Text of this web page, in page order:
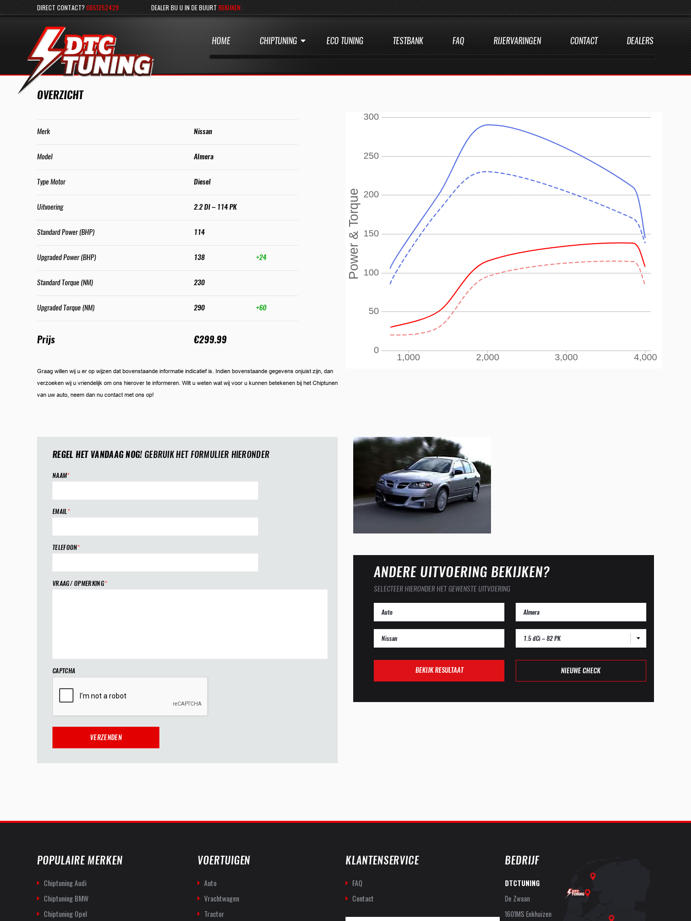
DIRECT CONTACT? 0651252429 DEALER BIJ U IN DE BUURT BEKIJKEN
HOME CHIPTUNING ECO TUNING TESTBANK FAQ RIJERVARINGEN CONTACT DEALERS
OVERZICHT
Merk Nissan
Model Almera
Type Motor Diesel
Uitvoering 2.2 DI – 114 PK
Standard Power (BHP) 114
Upgraded Power (BHP) 138 +24
Standard Torque (NM) 230
Upgraded Torque (NM) 290 +60
Prijs €299.99
Graag willen wij u er op wijzen dat bovenstaande informatie indicatief is. Indien bovenstaande gegevens onjuist zijn, dan
verzoeken wij u vriendelijk om ons hierover te informeren. Wilt u weten wat wij voor u kunnen betekenen bij het Chiptunen
van uw auto, neem dan nu contact met ons op!
REGEL HET VANDAAG NOG!GEBRUIK HET FORMULIER HIERONDER
NAAM*
EMAIL*
TELEFOON*
VRAAG/ OPMERKING*
CAPTCHA
ANDERE UITVOERING BEKIJKEN?
SELECTEER HIERONDER HET GEWENSTE UITVOERING
1.5 dCi – 82 PK
BEKIJK RESULTAAT NIEUWE CHECK
POPULAIRE MERKEN
Chiptuning Audi
Chiptuning BMW
Chiptuning Opel
VOERTUIGEN
Auto
Vrachtwagen
Tractor
KLANTENSERVICE
FAQ
Contact
BEDRIJF
DTCTUNING
De Zwaan
1601MS Enkhuizen